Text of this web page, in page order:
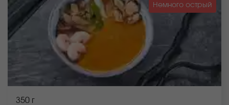
Немного острый
350 г